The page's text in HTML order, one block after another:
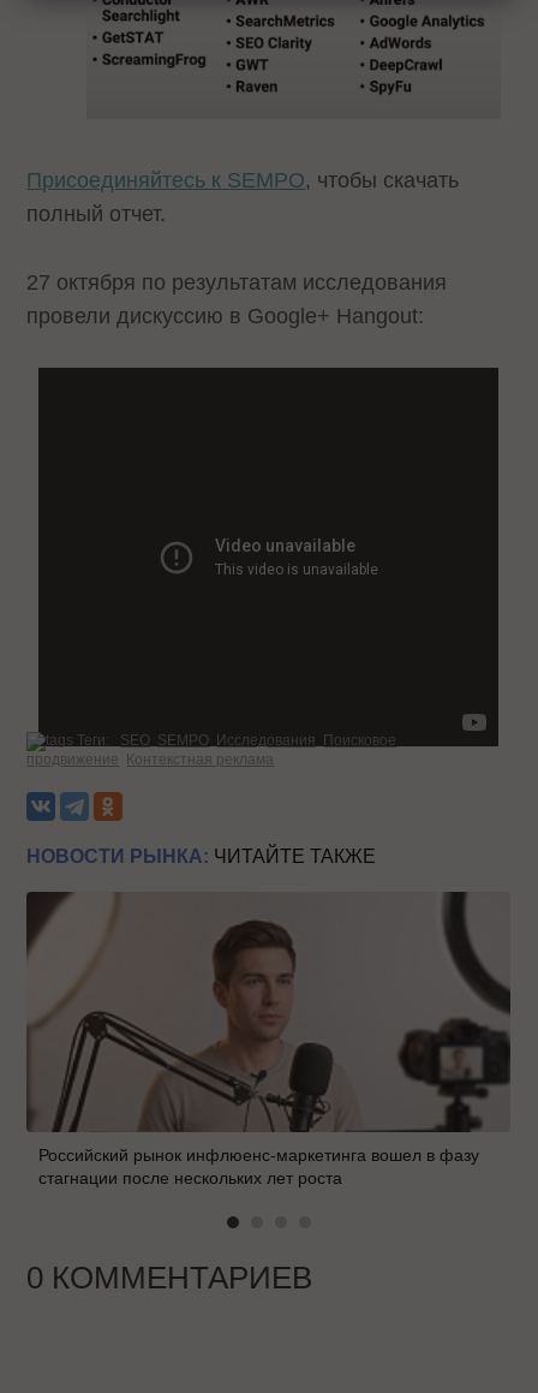
Присоединяйтесь к SEMPO, чтобы скачать
полный отчет.
27 октября по результатам исследования
провели дискуссию в Google+ Hangout:
Теги: SEO SEMPO Исследования Поисковое
продвижение Контекстная реклама
НОВОСТИ РЫНКА: ЧИТАЙТЕ ТАКЖЕ
Российский рынок инфлюенс-маркетинга вошел в фазу
стагнации после нескольких лет роста
0 КОММЕНТАРИЕВ